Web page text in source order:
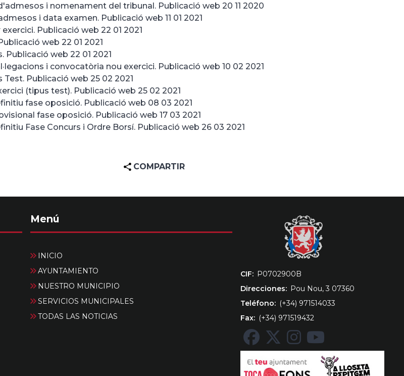
i nomenament del tribunal. Publicació web 20 11 2020
i data examen. Publicació web 11 01 2021
Publicació web 22 01 2021
web 22 01 2021
Publicació web 22 01 2021
i convocatòria nou exercici. Publicació web 10 02 2021
Publicació web 25 02 2021
(tipus test). Publicació web 25 02 2021
fase oposició. Publicació web 08 03 2021
fase oposició. Publicació web 17 03 2021
Fase Concurs i Ordre Borsí. Publicació web 26 03 2021
COMPARTIR
Menú
INICIO
AYUNTAMIENTO
NUESTRO MUNICIPIO
SERVICIOS MUNICIPALES
TODAS LAS NOTICIAS
CIF
‎P0702900B
Direcciones
Pou Nou, 3 07360
Teléfono
(+34) 971514033
Fax
(+34) 971519432